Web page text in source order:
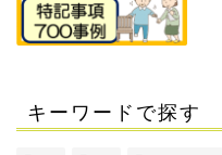
キーワードで探す